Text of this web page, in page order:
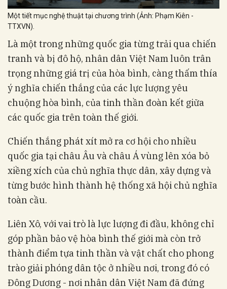
Một tiết mục nghệ thuật tại chương trình (Ảnh: Phạm Kiên -
TTXVN).
Là một trong những quốc gia từng trải qua chiến
tranh và bị đô hộ, nhân dân Việt Nam luôn trân
trọng những giá trị của hòa bình, càng thấm thía
ý nghĩa chiến thắng của các lực lượng yêu
chuộng hòa bình, của tinh thần đoàn kết giữa
các quốc gia trên toàn thế giới.
Chiến thắng phát xít mở ra cơ hội cho nhiều
quốc gia tại châu Âu và châu Á vùng lên xóa bỏ
xiềng xích của chủ nghĩa thực dân, xây dựng và
từng bước hình thành hệ thống xã hội chủ nghĩa
toàn cầu.
Liên Xô, với vai trò là lực lượng đi đầu, không chỉ
góp phần bảo vệ hòa bình thế giới mà còn trở
thành điểm tựa tinh thần và vật chất cho phong
trào giải phóng dân tộc ở nhiều nơi, trong đó có
Đông Dương - nơi nhân dân Việt Nam đã đứng